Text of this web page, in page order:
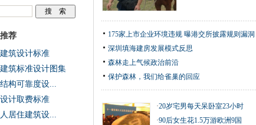
荐
筑设计标准
筑标准设计图集
构可靠度设...
计取费标准
居住建筑设...
175家上市企业环境违规 曝港交所披露规则漏洞
深圳填海建房发展模式反思
森林走上气候政治前沿
保护森林，我们给雀巢的回应
·20岁宅男每天呆卧室23小时
·90后女生花1.5万游欧洲9国